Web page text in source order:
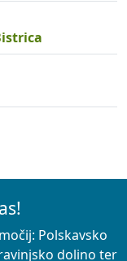
Polskavsko
dolino ter